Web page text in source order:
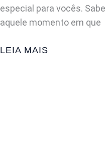
especial para vocês. Sabe
aquele momento em que
DICA
LEIA MAIS